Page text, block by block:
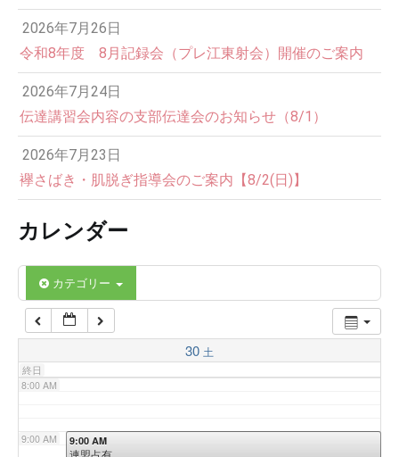
2026年7月26日
令和8年度 8月記録会（プレ江東射会）開催のご案内
2026年7月24日
伝達講習会内容の支部伝達会のお知らせ（8/1）
2026年7月23日
襷さばき・肌脱ぎ指導会のご案内【8/2(日)】
カレンダー
カテゴリー
30 土
終日
1:00 AM
2:00 AM
3:00 AM
4:00 AM
5:00 AM
6:00 AM
7:00 AM
8:00 AM
9:00 AM 9:00 AM
連盟占有